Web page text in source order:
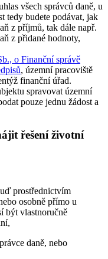
všech správců daně, u
tedy budete podávat, jak
z příjmů, tak dále např.
z přidané hodnoty,
o Finanční správě
, územní pracoviště
finanční úřad.
spravovat územní
pouze jednu žádost a
řešení životní
prostřednictvím
osobně přímo u
být vlastnoručně
daně, nebo